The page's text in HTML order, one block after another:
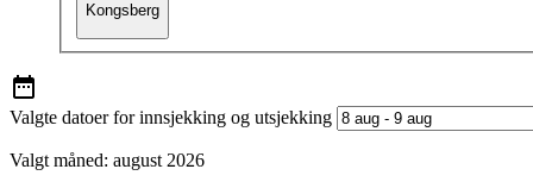
Kongsberg
Valgte datoer for innsjekking og utsjekking
Valgt måned: august 2026